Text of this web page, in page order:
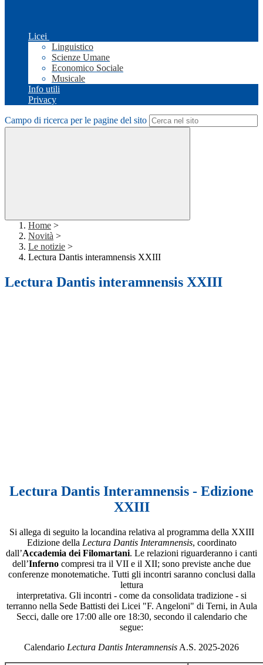
Licei
Linguistico
Scienze Umane
Economico Sociale
Musicale
Info utili
Privacy
Campo di ricerca per le pagine del sito
Home >
Novità >
Le notizie >
Lectura Dantis interamnensis XXIII
Lectura Dantis interamnensis XXIII
Lectura Dantis Interamnensis - Edizione
XXIII
Si allega di seguito la locandina relativa al programma della XXIII
Edizione della Lectura Dantis Interamnensis, coordinato
dall’Accademia dei Filomartani. Le relazioni riguarderanno i canti
dell’Inferno compresi tra il VII e il XII; sono previste anche due
conferenze monotematiche. Tutti gli incontri saranno conclusi dalla
lettura
interpretativa. Gli incontri - come da consolidata tradizione - si
terranno nella Sede Battisti dei Licei "F. Angeloni" di Terni, in Aula
Secci, dalle ore 17:00 alle ore 18:30, secondo il calendario che
segue:
Calendario Lectura Dantis Interamnensis A.S. 2025-2026